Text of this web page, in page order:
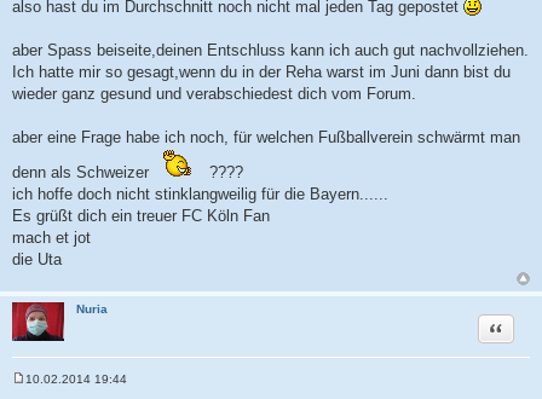
g
also hast du im Durchschnitt noch nicht mal jeden Tag gepostet
aber Spass beiseite,deinen Entschluss kann ich auch gut nachvollziehen.
Ich hatte mir so gesagt,wenn du in der Reha warst im Juni dann bist du
wieder ganz gesund und verabschiedest dich vom Forum.
aber eine Frage habe ich noch, für welchen Fußballverein schwärmt man
denn als Schweizer
????
ich hoffe doch nicht stinklangweilig für die Bayern......
Es grüßt dich ein treuer FC Köln Fan
mach et jot
die Uta
Nuria
Zitat
10.02.2014 19:44